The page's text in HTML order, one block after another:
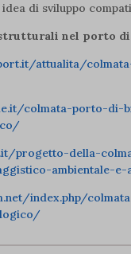
di sviluppo
nel porto
attualita/
colmata-porto-di-
progetto-della-
ambientale-
index.php/
__utma
__utmb
_ga
_ga_*
I
_fbp
_gcl_au
_ttp
Media